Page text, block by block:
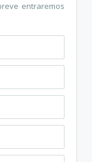
entraremos